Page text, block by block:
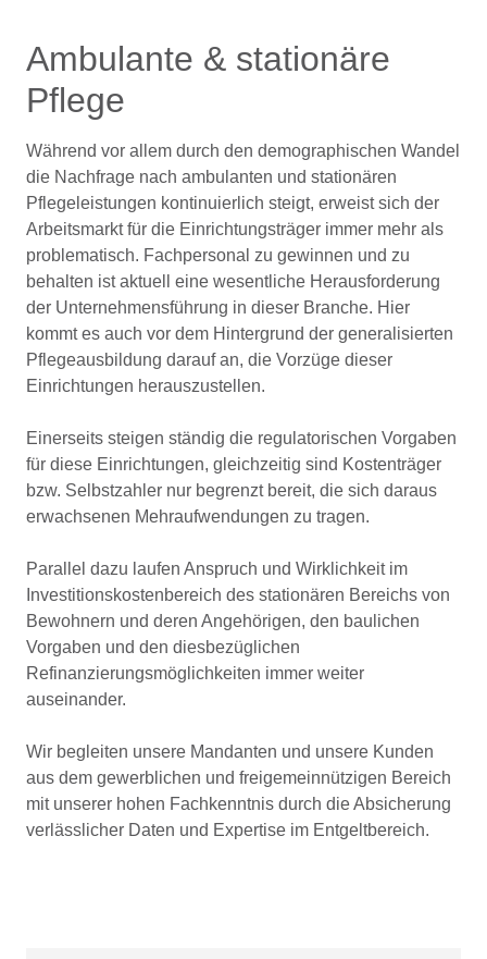
Ambulante & stationäre
Pflege
Während vor allem durch den demographischen Wandel
die Nachfrage nach ambulanten und stationären
Pflegeleistungen kontinuierlich steigt, erweist sich der
Arbeitsmarkt für die Einrichtungsträger immer mehr als
problematisch. Fachpersonal zu gewinnen und zu
behalten ist aktuell eine wesentliche Herausforderung
der Unternehmensführung in dieser Branche. Hier
kommt es auch vor dem Hintergrund der generalisierten
Pflegeausbildung darauf an, die Vorzüge dieser
Einrichtungen herauszustellen.
Einerseits steigen ständig die regulatorischen Vorgaben
für diese Einrichtungen, gleichzeitig sind Kostenträger
bzw. Selbstzahler nur begrenzt bereit, die sich daraus
erwachsenen Mehraufwendungen zu tragen.
Parallel dazu laufen Anspruch und Wirklichkeit im
Investitionskostenbereich des stationären Bereichs von
Bewohnern und deren Angehörigen, den baulichen
Vorgaben und den diesbezüglichen
Refinanzierungsmöglichkeiten immer weiter
auseinander.
Wir begleiten unsere Mandanten und unsere Kunden
aus dem gewerblichen und freigemeinnützigen Bereich
mit unserer hohen Fachkenntnis durch die Absicherung
verlässlicher Daten und Expertise im Entgeltbereich.